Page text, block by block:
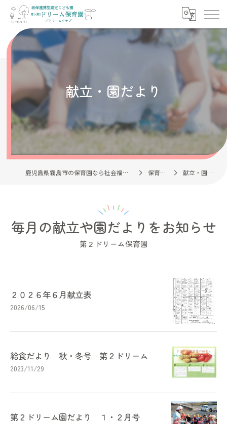
献立・園だより
鹿児島県霧島市の保育園なら社会福祉法人清風会 保育理念 献立・園だより
毎月の献立や園だよりをお知らせ
第２ドリーム保育園
２０２６年６月献立表
2026/06/15
給食だより 秋・冬号 第２ドリーム
2023/11/29
第２ドリーム園だより １・２月号